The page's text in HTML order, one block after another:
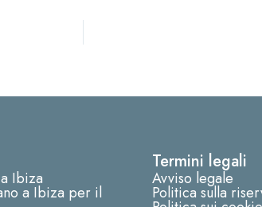
Ibiza
a Ibiza per il
Termini legali
Avviso legale
Politica sulla